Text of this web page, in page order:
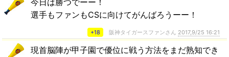
今日は勝つでーー！
選手もファンもCSに向けてがんばろうーー！
+18 阪神タイガースファンさん 2017,9/25 16:21
現首脳陣が甲子園で優位に戦う方法をまだ熟知でき